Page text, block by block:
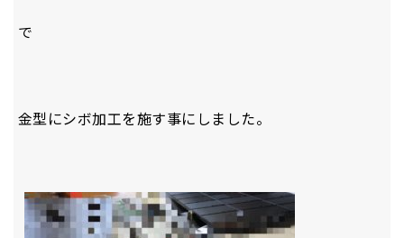
で
金型にシボ加工を施す事にしました。